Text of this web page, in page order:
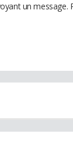
un message.